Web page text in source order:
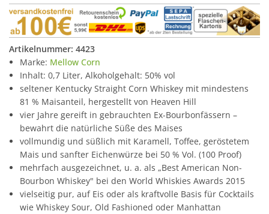
Artikelnummer: 4423
Marke: Mellow Corn
Inhalt: 0,7 Liter, Alkoholgehalt: 50% vol
seltener Kentucky Straight Corn Whiskey mit mindestens
81 % Maisanteil, hergestellt von Heaven Hill
vier Jahre gereift in gebrauchten Ex-Bourbonfässern –
bewahrt die natürliche Süße des Maises
vollmundig und süßlich mit Karamell, Toffee, geröstetem
Mais und sanfter Eichenwürze bei 50 % Vol. (100 Proof)
mehrfach ausgezeichnet, u. a. als „Best American Non-
Bourbon Whiskey" bei den World Whiskies Awards 2015
vielseitig pur, auf Eis oder als kraftvolle Basis für Cocktails
wie Whiskey Sour, Old Fashioned oder Manhattan